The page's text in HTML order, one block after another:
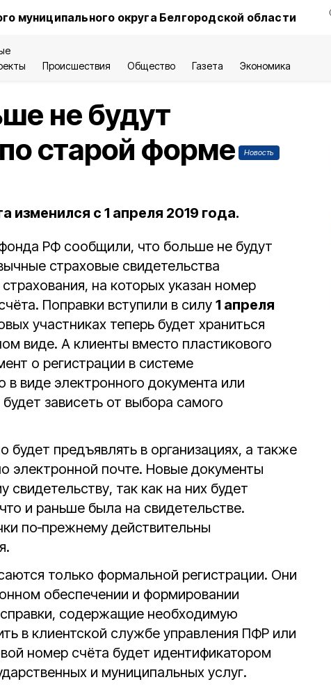
муниципального округа Белгородской области
Происшествия Общество Газета Экономика
не будут
старой форме
Новость
с 1 апреля 2019 года.
РФ сообщили, что больше не будут
страховые свидетельства
на которых указан номер
Поправки вступили в силу 1 апреля
участниках теперь будет храниться
виде. А клиенты вместо пластикового
о регистрации в системе
в виде электронного документа или
зависеть от выбора самого
предъявлять в организациях, а также
электронной почте. Новые документы
свидетельству, так как на них будет
и раньше была на свидетельстве.
по‑прежнему действительны
только формальной регистрации. Они
обеспечении и формировании
содержащие необходимую
в клиентской службе управления ПФР или
номер счёта будет идентификатором
и муниципальных услуг.